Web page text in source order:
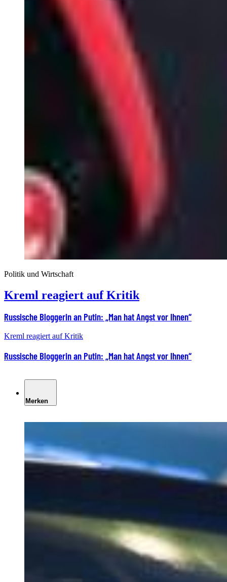
Politik und Wirtschaft
Kreml reagiert auf Kritik
Russische Bloggerin an Putin: „Man hat Angst vor Ihnen“
Kreml reagiert auf Kritik
Russische Bloggerin an Putin: „Man hat Angst vor Ihnen“
Merken